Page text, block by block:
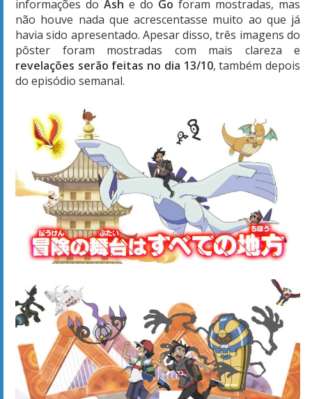
informações do Ash e do Go foram mostradas, mas
não houve nada que acrescentasse muito ao que já
havia sido apresentado. Apesar disso, três imagens do
pôster foram mostradas com mais clareza e
revelações serão feitas no dia 13/10, também depois
do episódio semanal.